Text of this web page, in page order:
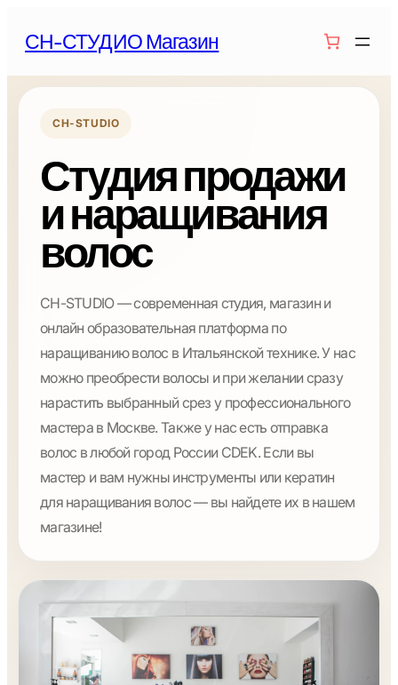
СН-СТУДИО Магазин
CH-STUDIO
Студия продажи
и наращивания
волос
CH-STUDIO — современная студия, магазин и
онлайн образовательная платформа по
наращиванию волос в Итальянской технике. У нас
можно преобрести волосы и при желании сразу
нарастить выбранный срез у профессионального
мастера в Москве. Также у нас есть отправка
волос в любой город России CDEK. Если вы
мастер и вам нужны инструменты или кератин
для наращивания волос — вы найдете их в нашем
магазине!